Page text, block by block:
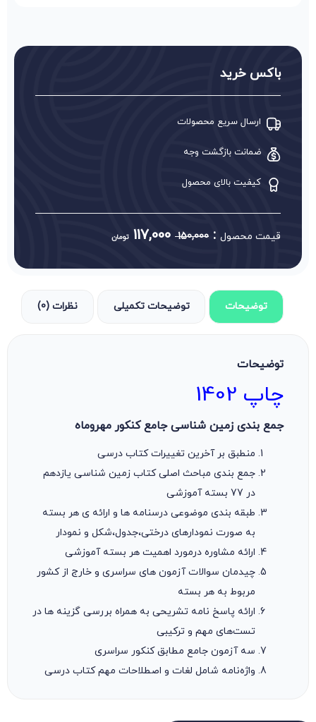
باکس خرید
ارسال سریع محصولات
ضمانت بازگشت وجه
کیفیت بالای محصول
قیمت محصول :
150,000
117,000 تومان
توضیحات توضیحات تکمیلی نظرات (0)
توضیحات
چاپ 1402
جمع بندی زمین شناسی جامع کنکور مهروماه
منطبق بر آخرین تغییرات کتاب درسی
جمع بندی مباحث اصلی کتاب زمین شناسی یازدهم
در 77 بسته آموزشی
طبقه بندی موضوعی درسنامه ها و ارائه ی هر بسته
به صورت نمودارهای درختی،جدول،شکل و نمودار
ارائه مشاوره درمورد اهمیت هر بسته آموزشی
چیدمان سوالات آزمون های سراسری و خارج از کشور
مربوط به هر بسته
ارائه پاسخ نامه تشریحی به همراه بررسی گزینه ها در
تست‌های مهم و ترکیبی
سه آزمون جامع مطابق کنکور سراسری
واژه‌نامه شامل لغات و اصطلاحات مهم کتاب درسی